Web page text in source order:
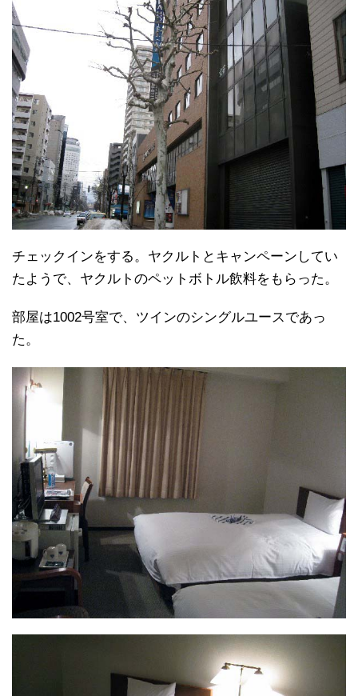
チェックインをする。ヤクルトとキャンペーンしてい
たようで、ヤクルトのペットボトル飲料をもらった。
部屋は1002号室で、ツインのシングルユースであっ
た。